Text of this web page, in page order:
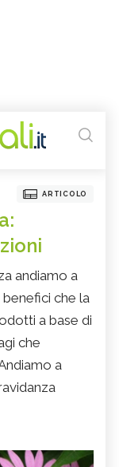
ARTICOLO
andiamo a
che la
a base di
che
a